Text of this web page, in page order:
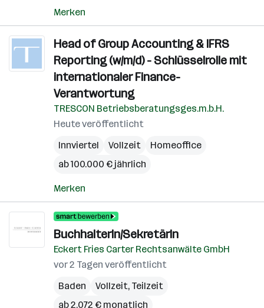
Merken
Head of Group Accounting & IFRS
Reporting (w/m/d) - Schlüsselrolle mit
internationaler Finance-
Verantwortung
TRESCON Betriebsberatungsges.m.b.H.
Heute veröffentlicht
Innviertel
Vollzeit
Homeoffice
ab 100.000 € jährlich
Merken
BuchhalterIn/SekretärIn
Eckert Fries Carter Rechtsanwälte GmbH
vor 2 Tagen veröffentlicht
Baden
Vollzeit, Teilzeit
ab 2.072 € monatlich